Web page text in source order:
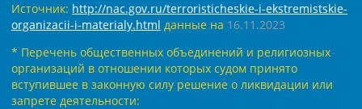
Источник: http://nac.gov.ru/terroristicheskie-i-ekstremistskie-
organizacii-i-materialy.html данные на 16.11.2023
* Перечень общественных объединений и религиозных
организаций в отношении которых судом принято
вступившее в законную силу решение о ликвидации или
запрете деятельности: